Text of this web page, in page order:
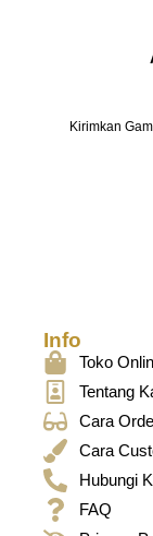
Kirimkan
Info
Toko
Tentang
Cara
Cara
Hubungi
FAQ